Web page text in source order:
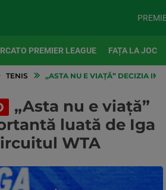
PREMIER LEAGUE FAȚA LA JOC
TENIS „ASTA NU E VIAȚĂ” DECIZIA
„Asta nu e viață”
luată de Iga
WTA